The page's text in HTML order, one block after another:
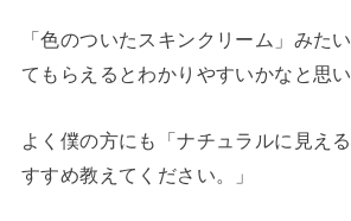
「色のついたスキンクリーム」みた
てもらえるとわかりやすいかなと思い
よく僕の方にも「ナチュラルに見え
すすめ教えてください。」